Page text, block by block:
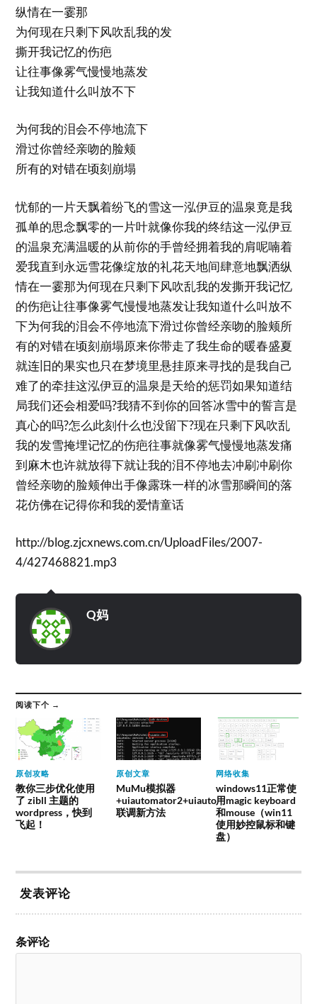
纵情在一霎那
为何现在只剩下风吹乱我的发
撕开我记忆的伤疤
让往事像雾气慢慢地蒸发
让我知道什么叫放不下
为何我的泪会不停地流下
滑过你曾经亲吻的脸颊
所有的对错在顷刻崩塌
忧郁的一片天飘着纷飞的雪这一泓伊豆的温泉竟是我
孤单的思念飘零的一片叶就像你我的终结这一泓伊豆
的温泉充满温暖的从前你的手曾经拥着我的肩呢喃着
爱我直到永远雪花像绽放的礼花天地间肆意地飘洒纵
情在一霎那为何现在只剩下风吹乱我的发撕开我记忆
的伤疤让往事像雾气慢慢地蒸发让我知道什么叫放不
下为何我的泪会不停地流下滑过你曾经亲吻的脸颊所
有的对错在顷刻崩塌原来你带走了我生命的暖春盛夏
就连旧的果实也只在梦境里悬挂原来寻找的是我自己
难了的牵挂这泓伊豆的温泉是天给的惩罚如果知道结
局我们还会相爱吗?我猜不到你的回答冰雪中的誓言是
真心的吗?怎么此刻什么也没留下?现在只剩下风吹乱
我的发雪掩埋记忆的伤疤往事就像雾气慢慢地蒸发痛
到麻木也许就放得下就让我的泪不停地去冲刷冲刷你
曾经亲吻的脸颊伸出手像露珠一样的冰雪那瞬间的落
花仿佛在记得你和我的爱情童话
http://blog.zjcxnews.com.cn/UploadFiles/2007-
4/427468821.mp3
Q妈
阅读下个 →
原创攻略
教你三步优化使用
了 zibll 主题的
wordpress，快到
飞起！
原创文章
MuMu模拟器
+uiautomator2+uiauto
联调新方法
网络收集
windows11正常使
用magic keyboard
和mouse（win11
使用妙控鼠标和键
盘）
发表评论
条评论